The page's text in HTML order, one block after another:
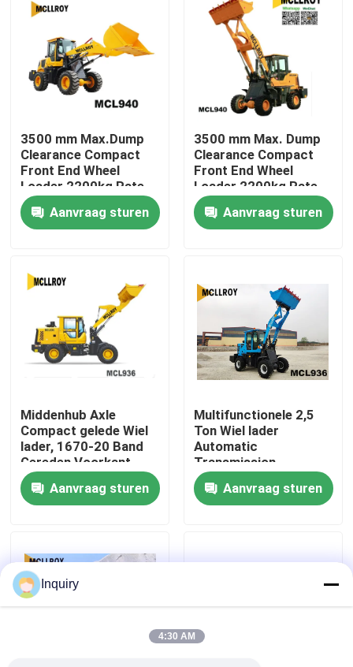
Huis
Ongeveer ons
Fabrieksreis
Kwaliteitscontrole
Contacteer ons
Nieuws
Verzoek om een Citaat
De Machine van de wiellader
3500 mm Max.Dump
Clearance Compact
Front End Wheel
Loader 2200kg Rate
Load Mini Front End
Wheel Loader
Aanvraag sturen
3500 mm Max. Dump
Clearance Compact
Front End Wheel
Loader 2200kg Rate
Load Mini Front End
Wheel Loader
Aanvraag sturen
Middenhub Axle
Compact gelede Wiel
lader, 1670-20 Band
Gereden Voorkant
Wiel lader
Aanvraag sturen
Multifunctionele 2,5
Ton Wiel lader
Automatic
Transmission
Aanvraag sturen
Inquiry
4:30 AM